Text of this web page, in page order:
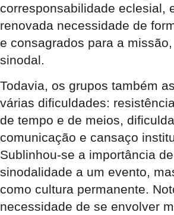
corresponsabilidade eclesial,
renovada necessidade de
e consagrados para a
sinodal.
Todavia, os grupos também
várias dificuldades:
de tempo e de meios,
comunicação e cansaço
Sublinhou-se a importância
sinodalidade a um evento,
como cultura permanente.
necessidade de se envolver